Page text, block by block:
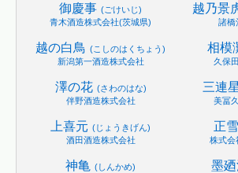
御慶事 (ごけいじ)
青木酒造株式会社(茨城県)
越乃景
諸橋
越の白鳥 (こしのはくちょう)
新潟第一酒造株式会社
相模
久保
澤の花 (さわのはな)
伴野酒造株式会社
三連星
美冨
上喜元 (じょうきげん)
酒田酒造株式会社
正雪
株式会
神亀 (しんかめ)
墨